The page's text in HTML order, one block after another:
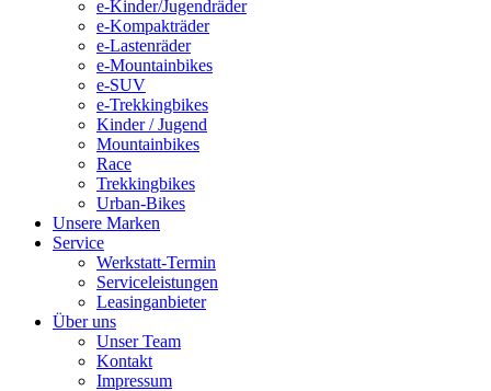
e-Kinder/Jugendräder
e-Kompakträder
e-Lastenräder
e-Mountainbikes
e-SUV
e-Trekkingbikes
Kinder / Jugend
Mountainbikes
Race
Trekkingbikes
Urban-Bikes
Unsere Marken
Service
Werkstatt-Termin
Serviceleistungen
Leasinganbieter
Über uns
Unser Team
Kontakt
Impressum